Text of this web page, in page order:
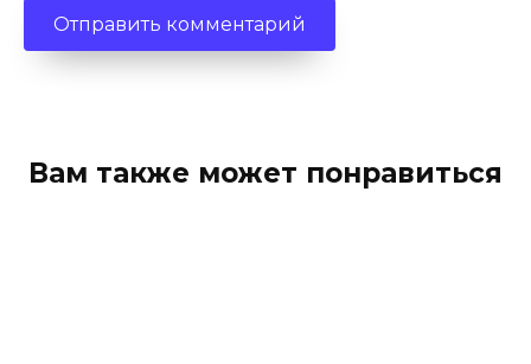
Вам также может понравиться